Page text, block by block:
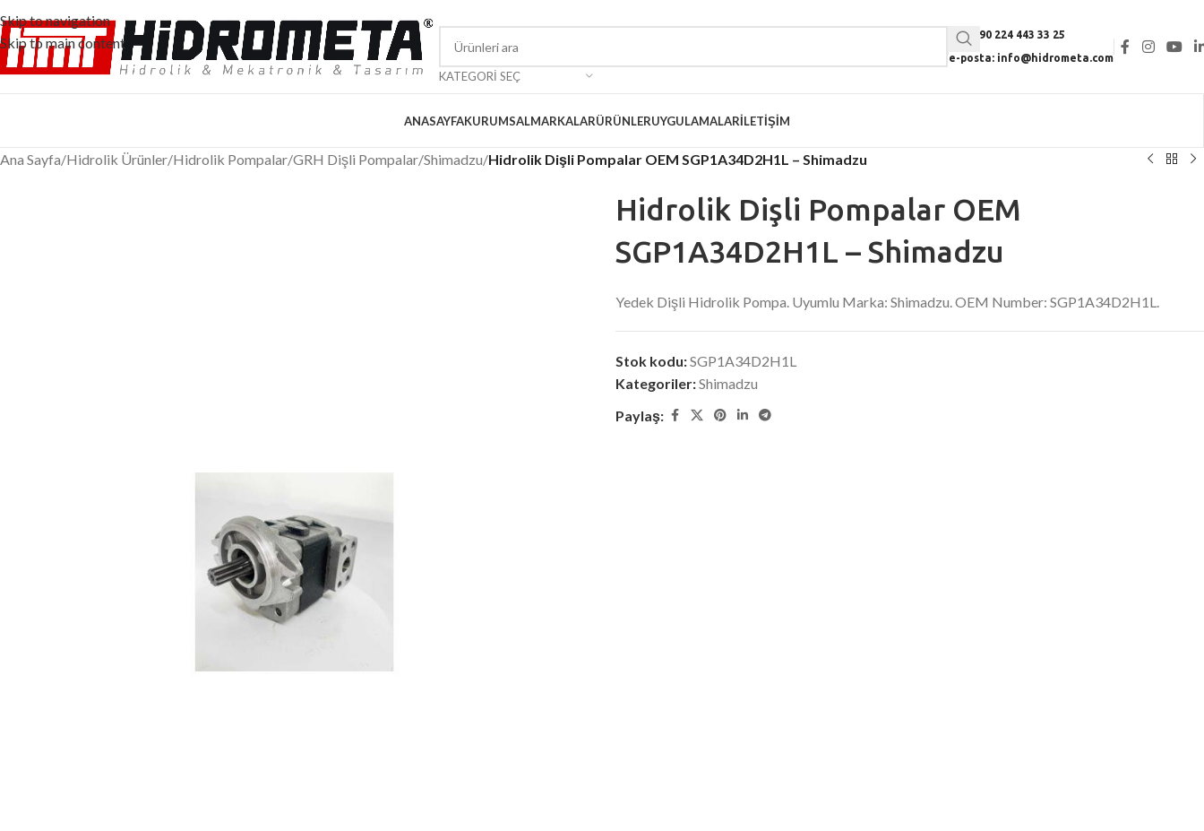
Skip to navigation
Skip to main content
KATEGORI SEÇ
Tel: +90 224 443 33 25
e-posta: info@hidrometa.com
ANASAYFAKURUMSALMARKALARÜRÜNLERUYGULAMALARİLETIŞIM
Ana Sayfa/Hidrolik Ürünler/Hidrolik Pompalar/GRH Dişli Pompalar/Shimadzu/Hidrolik Dişli Pompalar OEM SGP1A34D2H1L – Shimadzu
Hidrolik Dişli Pompalar OEM
SGP1A34D2H1L – Shimadzu
Yedek Dişli Hidrolik Pompa. Uyumlu Marka: Shimadzu. OEM Number: SGP1A34D2H1L.
Stok kodu:SGP1A34D2H1L
Kategoriler:Shimadzu
Paylaş: